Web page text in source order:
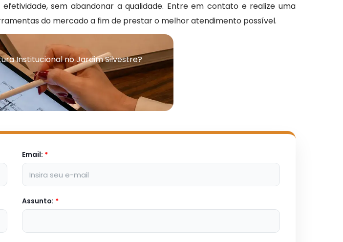
sem abandonar a qualidade. Entre em contato e realize uma
do mercado a fim de prestar o melhor atendimento possível.
Institucional no Jardim Silvestre?
Email: *
Assunto: *